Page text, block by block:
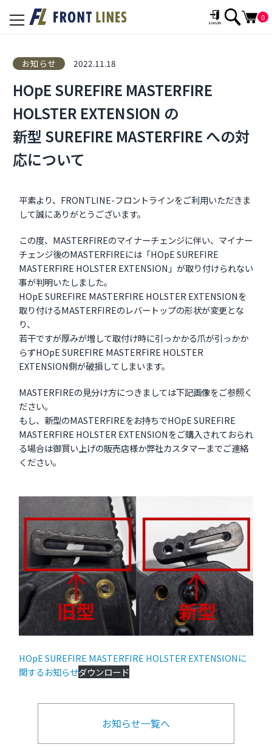
toggle
0
お知らせ 2022.11.18
HOpE SUREFIRE MASTERFIRE
HOLSTER EXTENSION の
新型 SUREFIRE MASTERFIRE への対
応について
平素より、FRONTLINE-フロントラインをご利用いただきま
して誠にありがとうございます。
この度、MASTERFIREのマイナーチェンジに伴い、マイナー
チェンジ後のMASTERFIREには「HOpE SUREFIRE
MASTERFIRE HOLSTER EXTENSION」が取り付けられない
事が判明いたしました。
HOpE SUREFIRE MASTERFIRE HOLSTER EXTENSIONを
取り付けるMASTERFIREのレバートップの形状が変更とな
り、
若干ですが厚みが増して取付け時に引っかかる爪が引っかか
らずHOpE SUREFIRE MASTERFIRE HOLSTER
EXTENSION側が破損してしまいます。
MASTERFIREの見分け方につきましては下記画像をご参照く
ださい。
もし、新型のMASTERFIREをお持ちでHOpE SUREFIRE
MASTERFIRE HOLSTER EXTENSIONをご購入されておられ
る場合は御買い上げの販売店様か弊社カスタマーまでご連絡
ください。
HOpE SUREFIRE MASTERFIRE HOLSTER EXTENSIONに
関するお知らせダウンロード
お知らせ一覧へ